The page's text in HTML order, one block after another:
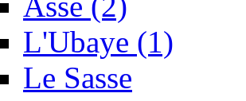
L'Ubaye (1)
Le Sasse